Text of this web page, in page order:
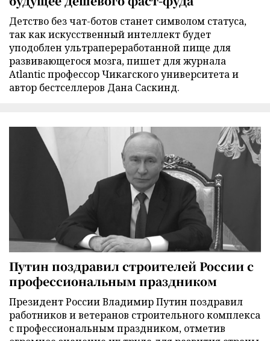
Детство без чат-ботов станет символом статуса,
так как искусственный интеллект будет
уподоблен ультрапереработанной пище для
развивающегося мозга, пишет для журнала
Atlantic профессор Чикагского университета и
автор бестселлеров Дана Саскинд.
Путин поздравил строителей России с
профессиональным праздником
Президент России Владимир Путин поздравил
работников и ветеранов строительного комплекса
с профессиональным праздником, отметив